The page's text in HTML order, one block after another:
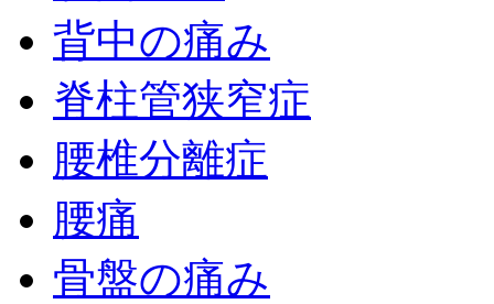
背中の痛み
脊柱管狭窄症
腰椎分離症
腰痛
骨盤の痛み